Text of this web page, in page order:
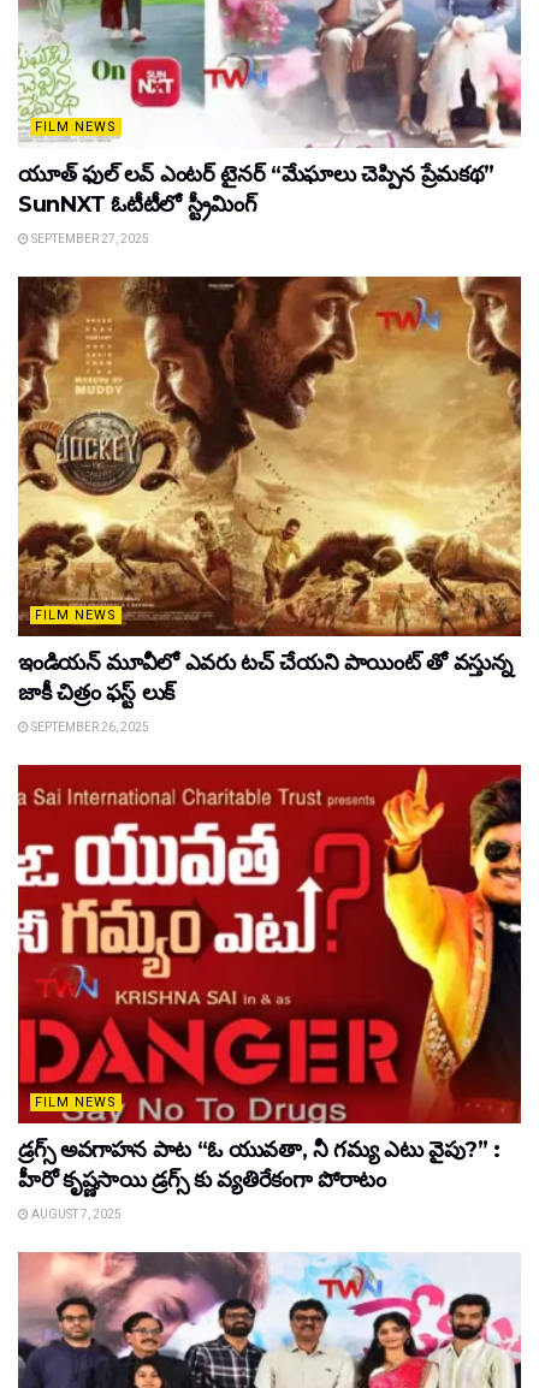
FILM NEWS
యూత్ ఫుల్ లవ్ ఎంటర్ టైనర్ “మేఘాలు చెప్పిన ప్రేమకథ”
SunNXT ఓటీటీలో స్ట్రీమింగ్
SEPTEMBER 27, 2025
FILM NEWS
ఇండియన్ మూవీలో ఎవరు టచ్ చేయని పాయింట్ తో వస్తున్న
జాకీ చిత్రం ఫస్ట్ లుక్
SEPTEMBER 26, 2025
FILM NEWS
డ్రగ్స్ అవగాహన పాట “ఓ యువతా, నీ గమ్య ఎటు వైపు?” :
హీరో కృష్ణసాయి డ్రగ్స్ కు వ్యతిరేకంగా పోరాటం
AUGUST 7, 2025